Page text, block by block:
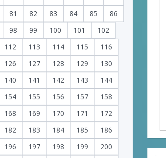
81 82 83 84 85
86
98 99 100 101
102
112 113 114 115
116
126 127 128 129
130
140 141 142 143
144
154 155 156 157
158
168 169 170 171
172
182 183 184 185
186
196 197 198 199
200